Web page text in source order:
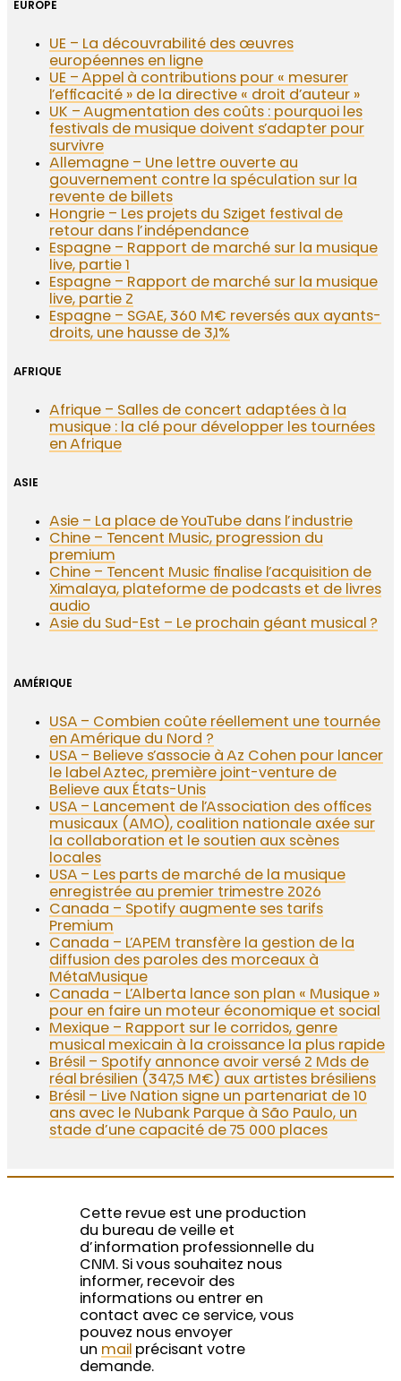
EUROPE
UE – La découvrabilité des œuvres
européennes en ligne
UE – Appel à contributions pour « mesurer
l’efficacité » de la directive « droit d’auteur »
UK – Augmentation des coûts : pourquoi les
festivals de musique doivent s’adapter pour
survivre
Allemagne – Une lettre ouverte au
gouvernement contre la spéculation sur la
revente de billets
Hongrie – Les projets du Sziget festival de
retour dans l’indépendance
Espagne – Rapport de marché sur la musique
live, partie 1
Espagne – Rapport de marché sur la musique
live, partie 2
Espagne – SGAE, 360 M€ reversés aux ayants-
droits, une hausse de 3,1%
AFRIQUE
Afrique – Salles de concert adaptées à la
musique : la clé pour développer les tournées
en Afrique
ASIE
Asie – La place de YouTube dans l’industrie
Chine – Tencent Music, progression du
premium
Chine – Tencent Music finalise l’acquisition de
Ximalaya, plateforme de podcasts et de livres
audio
Asie du Sud-Est – Le prochain géant musical ?
AMÉRIQUE
USA – Combien coûte réellement une tournée
en Amérique du Nord ?
USA – Believe s’associe à Az Cohen pour lancer
le label Aztec, première joint-venture de
Believe aux États-Unis
USA – Lancement de l’Association des offices
musicaux (AMO), coalition nationale axée sur
la collaboration et le soutien aux scènes
locales
USA – Les parts de marché de la musique
enregistrée au premier trimestre 2026
Canada – Spotify augmente ses tarifs
Premium
Canada – L’APEM transfère la gestion de la
diffusion des paroles des morceaux à
MétaMusique
Canada – L’Alberta lance son plan « Musique »
pour en faire un moteur économique et social
Mexique – Rapport sur le corridos, genre
musical mexicain à la croissance la plus rapide
Brésil – Spotify annonce avoir versé 2 Mds de
réal brésilien (347,5 M€) aux artistes brésiliens
Brésil – Live Nation signe un partenariat de 10
ans avec le Nubank Parque à São Paulo, un
stade d’une capacité de 75 000 places
Cette revue est une production
du bureau de veille et
d’information professionnelle du
CNM. Si vous souhaitez nous
informer, recevoir des
informations ou entrer en
contact avec ce service, vous
pouvez nous envoyer
un mail précisant votre
demande.